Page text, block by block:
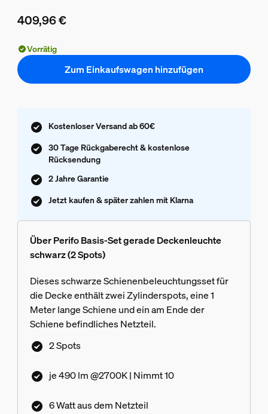
409,96 €
Vorrätig
Zum Einkaufswagen hinzufügen
Kostenloser Versand ab 60€
30 Tage Rückgaberecht & kostenlose
Rücksendung
2 Jahre Garantie
Jetzt kaufen & später zahlen mit Klarna
Über Perifo Basis-Set gerade Deckenleuchte
schwarz (2 Spots)
Dieses schwarze Schienenbeleuchtungsset für
die Decke enthält zwei Zylinderspots, eine 1
Meter lange Schiene und ein am Ende der
Schiene befindliches Netzteil.
2 Spots
je 490 lm @2700K | Nimmt 10
6 Watt aus dem Netzteil